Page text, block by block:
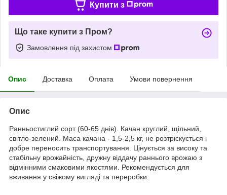
Купити з
Що таке купити з Пром?
Замовлення під захистом
Опис Доставка Оплата Умови повернення
Опис
Ранньостиглий сорт (60-65 днів). Качан круглий, щільний,
світло-зелений. Маса качана - 1,5-2,5 кг, не розтріскується і
добре переносить транспортування. Цінується за високу та
стабільну врожайність, дружну віддачу раннього врожаю з
відмінними смаковими якостями. Рекомендується для
вживання у свіжому вигляді та переробки.